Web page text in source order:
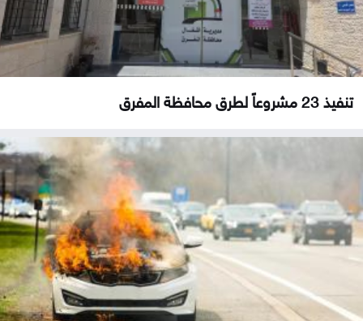
تنفيذ 23 مشروعاً لطرق محافظة المفرق